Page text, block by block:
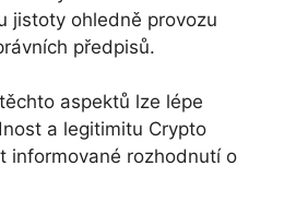
jistoty ohledně provozu
předpisů.
aspektů lze lépe
a legitimitu Crypto
informované rozhodnutí o